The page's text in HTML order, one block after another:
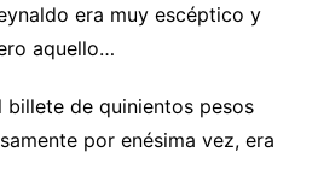
era muy escéptico y
aquello…
billete de quinientos pesos
por enésima vez, era